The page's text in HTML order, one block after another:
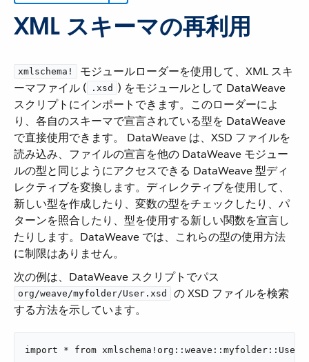
XML スキーマの再利用
xmlschema!
​ モジュールローダーを使用して、XML スキ
ーマファイル (​
.xsd ​) をモジュールとして DataWeave
スクリプトにインポートできます。このローダーによ
り、各自のスキーマで宣言されている型を DataWeave
で直接使用できます。 DataWeave は、XSD ファイルを
読み込み、ファイルの宣言を他の DataWeave モジュー
ルの型と同じようにアクセスできる DataWeave 型ディ
レクティブを変換します。ディレクティブを使用して、
新しい型を作成したり、変数の型をチェックしたり、パ
ターンを照合したり、型を使用する新しい関数を宣言し
たりします。DataWeave では、これらの型の使用方法
に制限はありません。
次の例は、DataWeave スクリプトでパス ​
org/weave/myfolder/User.xsd
​ の XSD ファイルを検索
する方法を示しています。
import * from xmlschema!org::weave::myfolder::User